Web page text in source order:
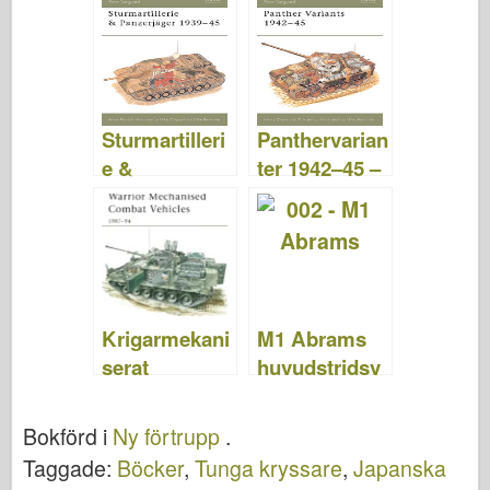
NY
VANGUARD
81
1942–1953 –
NY
VANGUARD
57
Sturmartilleri
e &
Panzerjäger
1939–1945 –
NY
VANGUARD
34
Panthervarian
ter 1942–45 –
NYA
VANGUARD
Krigarmekani
serat
1987–94 –
NYA
VANGUARD
M1 Abrams
huvudstridsv
02
Bokförd i Ny förtrupp .
Taggade: Böcker, Tunga kryssare, Japanska